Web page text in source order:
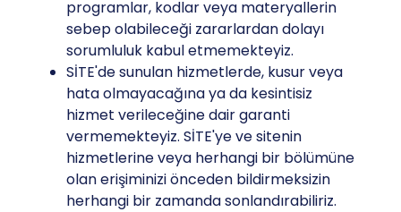
programlar, kodlar veya materyallerin
sebep olabileceği zararlardan dolayı
sorumluluk kabul etmemekteyiz.
SİTE'de sunulan hizmetlerde, kusur veya
hata olmayacağına ya da kesintisiz
hizmet verileceğine dair garanti
vermemekteyiz. SİTE'ye ve sitenin
hizmetlerine veya herhangi bir bölümüne
olan erişiminizi önceden bildirmeksizin
herhangi bir zamanda sonlandırabiliriz.